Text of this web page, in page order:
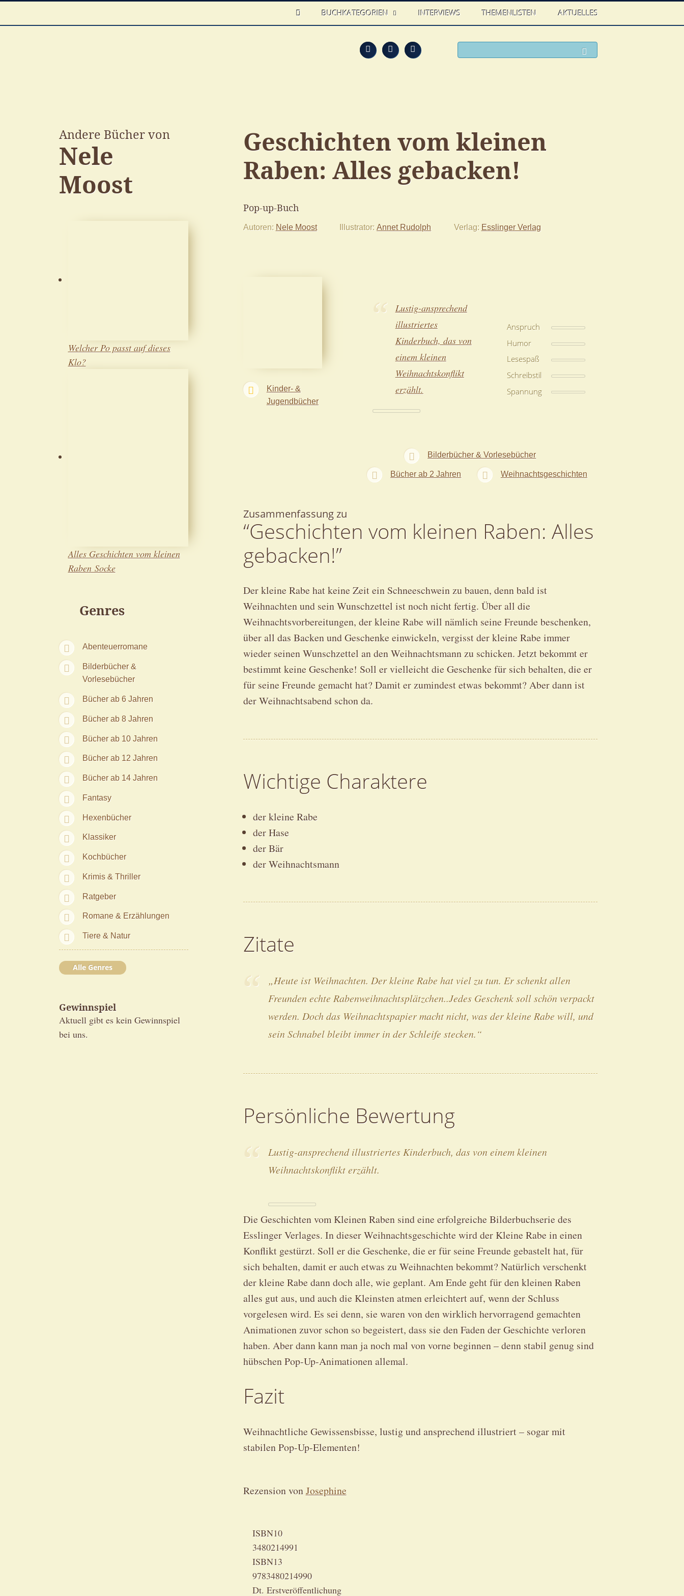
HOME
BUCHKATEGORIEN INTERVIEWS THEMENLISTEN AKTUELLES
Feed FacebookTwitter
Andere Bücher von
Nele
Moost
Welcher Po passt auf dieses
Klo?
Alles Geschichten vom kleinen
Raben Socke
Genres
Abenteuerromane
Bilderbücher &
Vorlesebücher
Bücher ab 6 Jahren
Bücher ab 8 Jahren
Bücher ab 10 Jahren
Bücher ab 12 Jahren
Bücher ab 14 Jahren
Fantasy
Hexenbücher
Klassiker
Kochbücher
Krimis & Thriller
Ratgeber
Romane & Erzählungen
Tiere & Natur
Alle Genres
Gewinnspiel
Aktuell gibt es kein Gewinnspiel
bei uns.
Geschichten vom kleinen
Raben: Alles gebacken!
Pop-up-Buch
Autoren Nele Moost Illustrator Annet Rudolph Verlag Esslinger Verlag
Kinder- &
Jugendbücher
Lustig-ansprechend
illustriertes
Kinderbuch, das von
einem kleinen
Weihnachtskonflikt
erzählt.
Anspruch
Humor
Lesespaß
Schreibstil
Spannung
Bilderbücher & Vorlesebücher
Bücher ab 2 Jahren Weihnachtsgeschichten
Zusammenfassung zu
“Geschichten vom kleinen Raben: Alles
gebacken!”
Der kleine Rabe hat keine Zeit ein Schneeschwein zu bauen, denn bald ist
Weihnachten und sein Wunschzettel ist noch nicht fertig. Über all die
Weihnachtsvorbereitungen, der kleine Rabe will nämlich seine Freunde beschenken,
über all das Backen und Geschenke einwickeln, vergisst der kleine Rabe immer
wieder seinen Wunschzettel an den Weihnachtsmann zu schicken. Jetzt bekommt er
bestimmt keine Geschenke! Soll er vielleicht die Geschenke für sich behalten, die er
für seine Freunde gemacht hat? Damit er zumindest etwas bekommt? Aber dann ist
der Weihnachtsabend schon da.
Wichtige Charaktere
der kleine Rabe
der Hase
der Bär
der Weihnachtsmann
Zitate
„Heute ist Weihnachten. Der kleine Rabe hat viel zu tun. Er schenkt allen
Freunden echte Rabenweihnachtsplätzchen..Jedes Geschenk soll schön verpackt
werden. Doch das Weihnachtspapier macht nicht, was der kleine Rabe will, und
sein Schnabel bleibt immer in der Schleife stecken.“
Persönliche Bewertung
Lustig-ansprechend illustriertes Kinderbuch, das von einem kleinen
Weihnachtskonflikt erzählt.
Die Geschichten vom Kleinen Raben sind eine erfolgreiche Bilderbuchserie des
Esslinger Verlages. In dieser Weihnachtsgeschichte wird der Kleine Rabe in einen
Konflikt gestürzt. Soll er die Geschenke, die er für seine Freunde gebastelt hat, für
sich behalten, damit er auch etwas zu Weihnachten bekommt? Natürlich verschenkt
der kleine Rabe dann doch alle, wie geplant. Am Ende geht für den kleinen Raben
alles gut aus, und auch die Kleinsten atmen erleichtert auf, wenn der Schluss
vorgelesen wird. Es sei denn, sie waren von den wirklich hervorragend gemachten
Animationen zuvor schon so begeistert, dass sie den Faden der Geschichte verloren
haben. Aber dann kann man ja noch mal von vorne beginnen – denn stabil genug sind
hübschen Pop-Up-Animationen allemal.
Fazit
Weihnachtliche Gewissensbisse, lustig und ansprechend illustriert – sogar mit
stabilen Pop-Up-Elementen!
Rezension von Josephine
ISBN10
3480214991
ISBN13
9783480214990
Dt. Erstveröffentlichung